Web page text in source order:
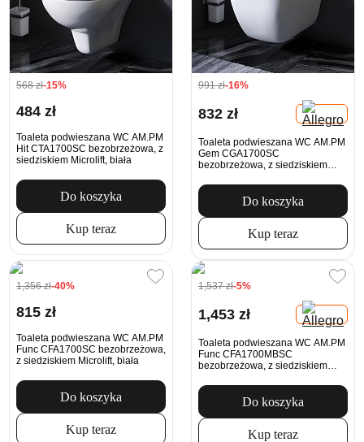
568 zł-15%
484 zł
Toaleta podwieszana WC AM.PM
Hit CTA1700SC bezobrzeżowa, z
siedziskiem Microlift, biała
Do koszyka
Kup teraz
991 zł-16%
832 zł
Toaleta podwieszana WC AM.PM
Gem CGA1700SC
bezobrzeżowa, z siedziskiem
Do koszyka
Kup teraz
1,356 zł-40%
815 zł
Toaleta podwieszana WC AM.PM
Func CFA1700SC bezobrzeżowa,
z siedziskiem Microlift, biała
Do koszyka
Kup teraz
1,537 zł-5%
1,453 zł
Toaleta podwieszana WC AM.PM
Func CFA1700MBSC
bezobrzeżowa, z siedziskiem
Do koszyka
Kup teraz